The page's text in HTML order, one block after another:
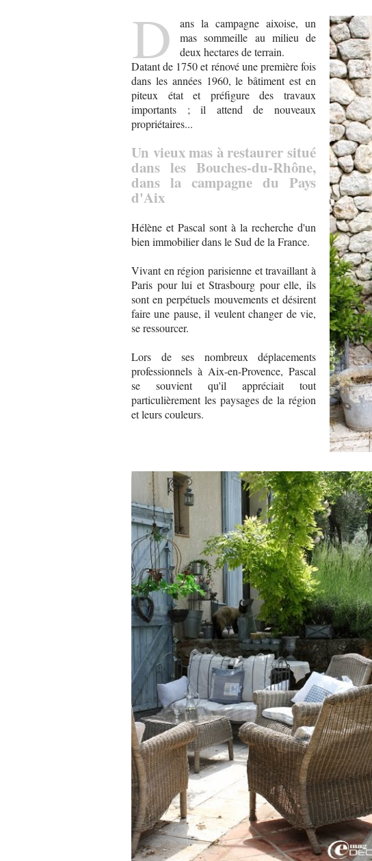
D
ans la campagne aixoise, un
mas sommeille au milieu de
deux hectares de terrain.
Datant de 1750 et rénové une première fois
dans les années 1960, le bâtiment est en
piteux état et préfigure des travaux
importants ; il attend de nouveaux
propriétaires...
Un vieux mas à restaurer situé
dans les Bouches-du-Rhône,
dans la campagne du Pays
d'Aix
Hélène et Pascal sont à la recherche d'un
bien immobilier dans le Sud de la France.
Vivant en région parisienne et travaillant à
Paris pour lui et Strasbourg pour elle, ils
sont en perpétuels mouvements et désirent
faire une pause, il veulent changer de vie,
se ressourcer.
Lors de ses nombreux déplacements
professionnels à Aix-en-Provence, Pascal
se souvient qu'il appréciait tout
particulièrement les paysages de la région
et leurs couleurs.